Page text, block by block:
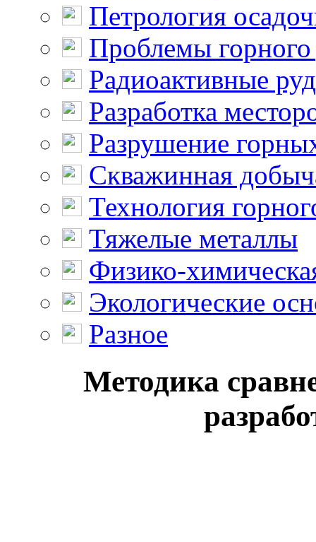
Петрология
Проблемы горного
Радиоактивные
Разработка
Разрушение
Скважинная
Технология
Тяжелые металлы
Физико-
Экологические
Разное
Методика